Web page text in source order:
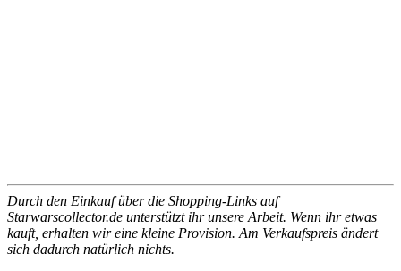
Durch den Einkauf über die Shopping-Links auf
Starwarscollector.de unterstützt ihr unsere Arbeit. Wenn ihr etwas
kauft, erhalten wir eine kleine Provision. Am Verkaufspreis ändert
sich dadurch natürlich nichts.